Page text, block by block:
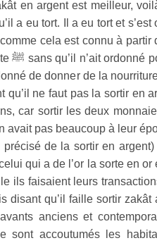
en argent est meilleur,
a eu tort. Il a eu tort et
cela est connu à
ﷺ sans qu’il n’ait ordonné
de donner de la
qu’il ne faut pas la sortir en
car sortir les deux
avait pas beaucoup à leur
précisé de la sortir en
qui a de l’or la sorte en
ils faisaient leurs
disant qu’il faille sortir
anciens et
sont accoutumés les